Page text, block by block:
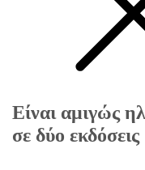
Είναι αμιγώς
σε δύο εκδόσεις